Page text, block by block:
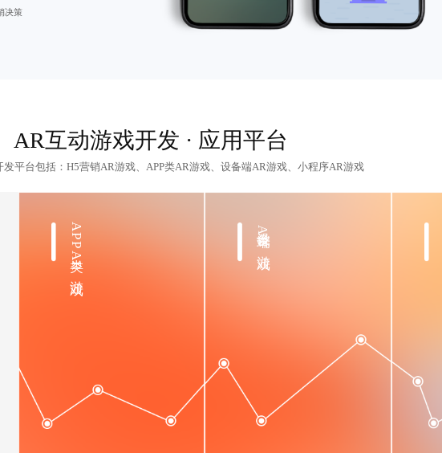
决策
AR互动游戏开发 · 应用平台
发平台包括：H5营销AR游戏、APP类AR游戏、设备端AR游戏、小程序AR游戏
APP类AR游戏 设备端AR游戏